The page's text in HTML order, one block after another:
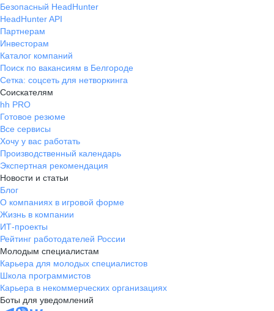
Безопасный HeadHunter
HeadHunter API
Партнерам
Инвесторам
Каталог компаний
Поиск по вакансиям в Белгороде
Сетка: соцсеть для нетворкинга
Соискателям
hh PRO
Готовое резюме
Все сервисы
Хочу у вас работать
Производственный календарь
Экспертная рекомендация
Новости и статьи
Блог
О компаниях в игровой форме
Жизнь в компании
ИТ-проекты
Рейтинг работодателей России
Молодым специалистам
Карьера для молодых специалистов
Школа программистов
Карьера в некоммерческих организациях
Боты для уведомлений